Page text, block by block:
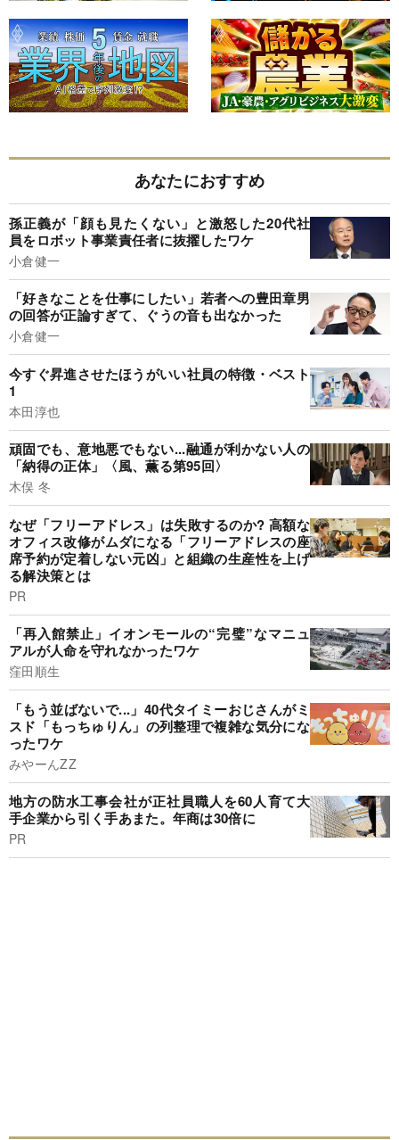
あなたにおすすめ
孫正義が「顔も見たくない」と激怒した20代社
員をロボット事業責任者に抜擢したワケ
小倉健一
「好きなことを仕事にしたい」若者への豊田章男
の回答が正論すぎて、ぐうの音も出なかった
小倉健一
今すぐ昇進させたほうがいい社員の特徴・ベスト
1
本田淳也
頑固でも、意地悪でもない...融通が利かない人の
「納得の正体」〈風、薫る第95回〉
木俣 冬
なぜ「フリーアドレス」は失敗するのか? 高額な
オフィス改修がムダになる「フリーアドレスの座
席予約が定着しない元凶」と組織の生産性を上げ
る解決策とは
PR
「再入館禁止」イオンモールの“完璧”なマニュ
アルが人命を守れなかったワケ
窪田順生
「もう並ばないで...」40代タイミーおじさんがミ
スド「もっちゅりん」の列整理で複雑な気分にな
ったワケ
みやーんZZ
地方の防水工事会社が正社員職人を60人育て大
手企業から引く手あまた。年商は30倍に
PR